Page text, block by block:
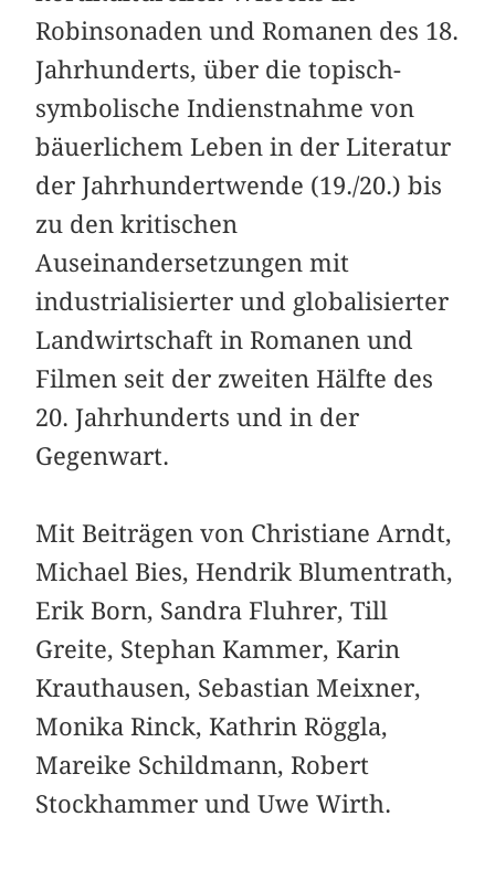
Robinsonaden und Romanen des 18.
Jahrhunderts, über die topisch-
symbolische Indienstnahme von
bäuerlichem Leben in der Literatur
der Jahrhundertwende (19./20.) bis
zu den kritischen
Auseinandersetzungen mit
industrialisierter und globalisierter
Landwirtschaft in Romanen und
Filmen seit der zweiten Hälfte des
20. Jahrhunderts und in der
Gegenwart.
Mit Beiträgen von Christiane Arndt,
Michael Bies, Hendrik Blumentrath,
Erik Born, Sandra Fluhrer, Till
Greite, Stephan Kammer, Karin
Krauthausen, Sebastian Meixner,
Monika Rinck, Kathrin Röggla,
Mareike Schildmann, Robert
Stockhammer und Uwe Wirth.